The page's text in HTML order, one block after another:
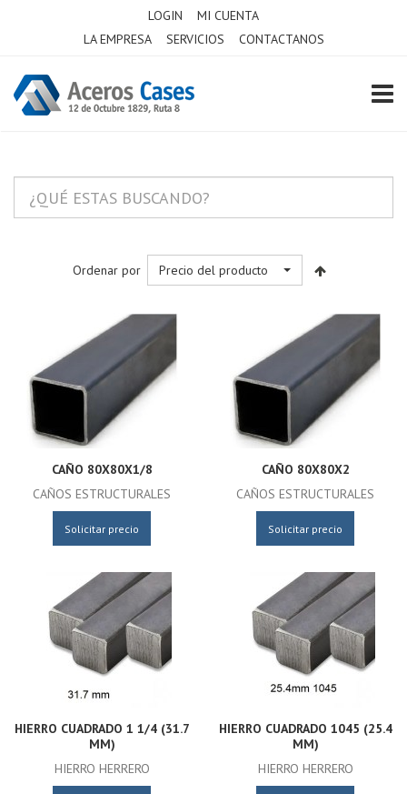
LOGIN
MI CUENTA
LA EMPRESA
SERVICIOS CONTACTANOS
Ordenar por Precio del producto
CAÑO 80X80X1/8
CAÑOS ESTRUCTURALES
Solicitar precio
CAÑO 80X80X2
CAÑOS ESTRUCTURALES
Solicitar precio
HIERRO CUADRADO 1 1/4 (31.7
MM)
HIERRO HERRERO
HIERRO CUADRADO 1045 (25.4
MM)
HIERRO HERRERO